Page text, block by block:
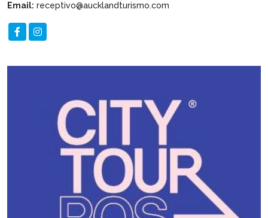
Email: receptivo@aucklandturismo.com